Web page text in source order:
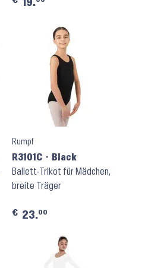
19.
Rumpf
R3101C ⬝ Black
Ballett-Trikot für Mädchen,
breite Träger
€ 23.00